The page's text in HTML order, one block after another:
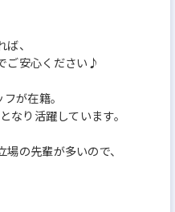
、
ご安心ください♪
が在籍。
なり活躍しています。
の先輩が多いので、